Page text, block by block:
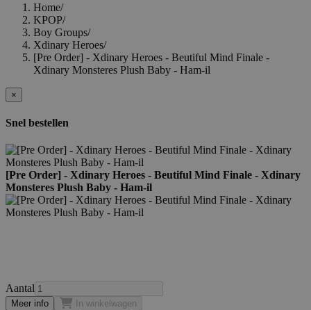
Home/
KPOP/
Boy Groups/
Xdinary Heroes/
[Pre Order] - Xdinary Heroes - Beutiful Mind Finale -
Xdinary Monsteres Plush Baby - Ham-il
×
Snel bestellen
[Pre Order] - Xdinary Heroes - Beutiful Mind Finale - Xdinary
Monsteres Plush Baby - Ham-il
Aantal
Meer info
In winkelwagen